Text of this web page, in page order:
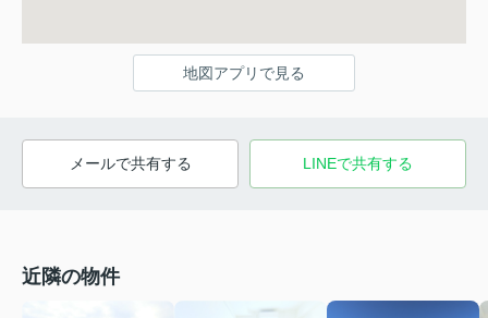
地図アプリで見る
メールで共有する LINEで共有する
近隣の物件